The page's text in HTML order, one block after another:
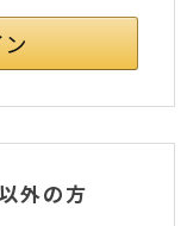
外の方